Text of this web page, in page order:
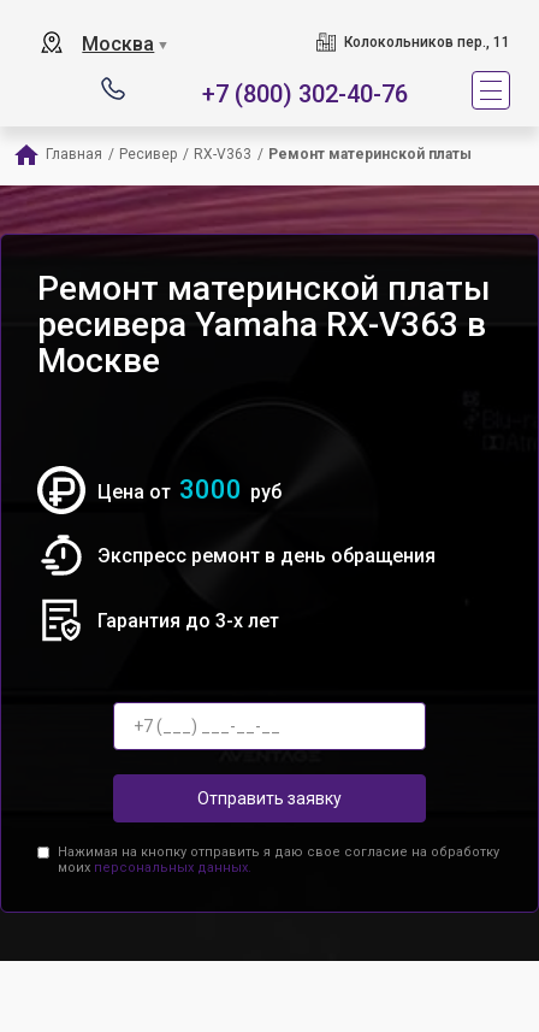
Москва ▼ Колокольников пер., 11
+7 (800) 302-40-76
Главная / Ресивер / RX-V363 / Ремонт материнской платы
Ремонт материнской платы
ресивера Yamaha RX-V363 в
Москве
Цена от 3000 руб
Экспресс ремонт в день обращения
Гарантия до 3-х лет
Отправить заявку
Нажимая на кнопку отправить я даю свое согласие на обработку
моих персональных данных.